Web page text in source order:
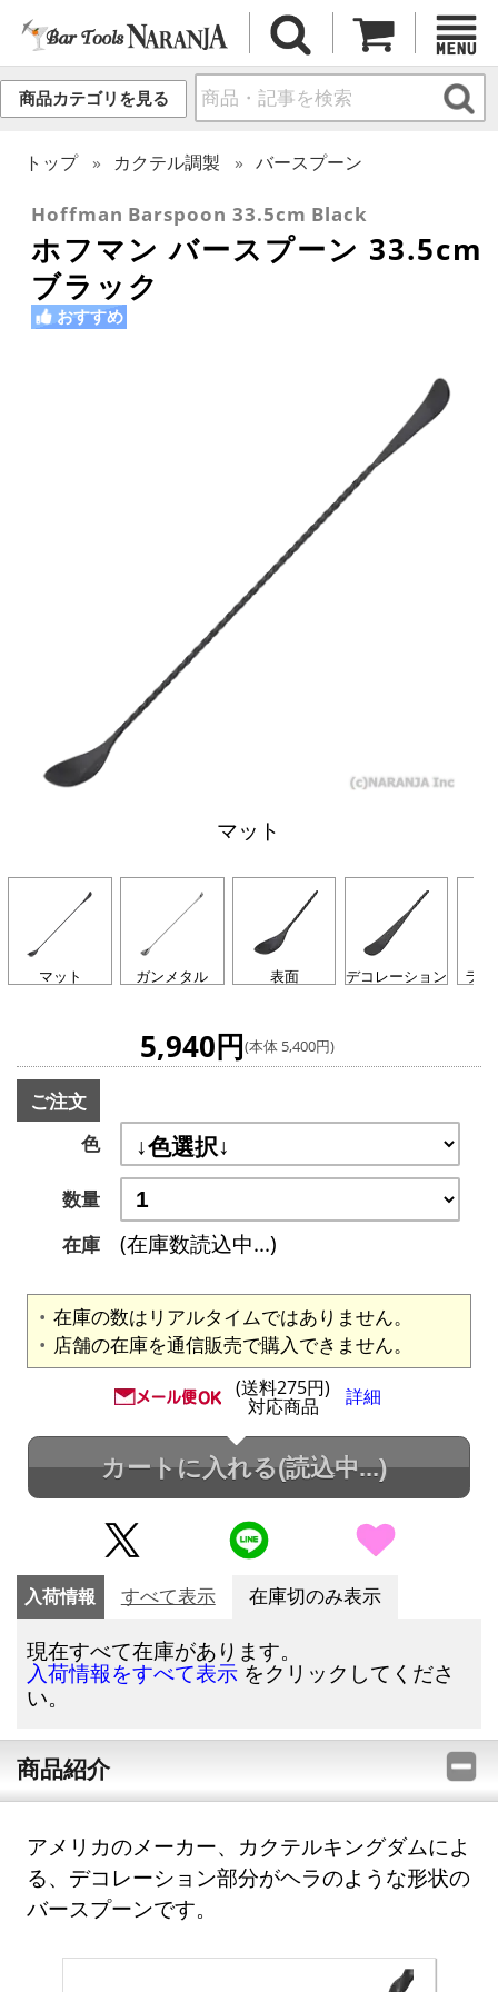
商品カテゴリを見る
トップ カクテル調製 バースプーン
Hoffman Barspoon 33.5cm Black
ホフマン バースプーン 33.5cm
ブラック
おすすめ
マット
マット ガンメタル 表面 デコレーション ライ
5,940円(本体 5,400円)
ご注文
色
数量
在庫
(在庫数読込中...)
在庫の数はリアルタイムではありません。
店舗の在庫を通信販売で購入できません。
(送料275円)
対応商品 詳細
カートに入れる(読込中...)
入荷情報 すべて表示 在庫切のみ表示
現在すべて在庫があります。
入荷情報をすべて表示 をクリックしてくださ
い。
商品紹介
アメリカのメーカー、カクテルキングダムによ
る、デコレーション部分がヘラのような形状の
バースプーンです。